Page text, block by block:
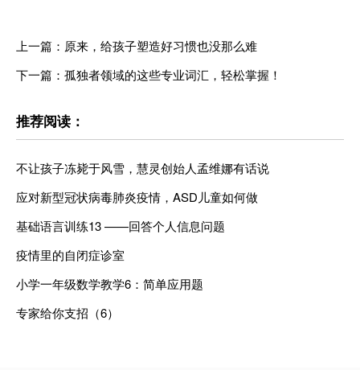
上一篇：原来，给孩子塑造好习惯也没那么难
下一篇：孤独者领域的这些专业词汇，轻松掌握！
推荐阅读：
不让孩子冻毙于风雪，慧灵创始人孟维娜有话说
应对新型冠状病毒肺炎疫情，ASD儿童如何做
基础语言训练13 ——回答个人信息问题
疫情里的自闭症诊室
小学一年级数学教学6：简单应用题
专家给你支招（6）